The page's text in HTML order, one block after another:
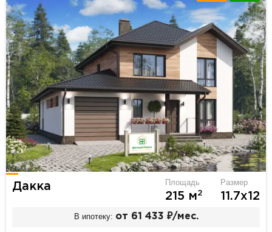
Дакка Площадь
215 м2
Размер
11.7х12
В ипотеку: от 61 433 ₽/мес.